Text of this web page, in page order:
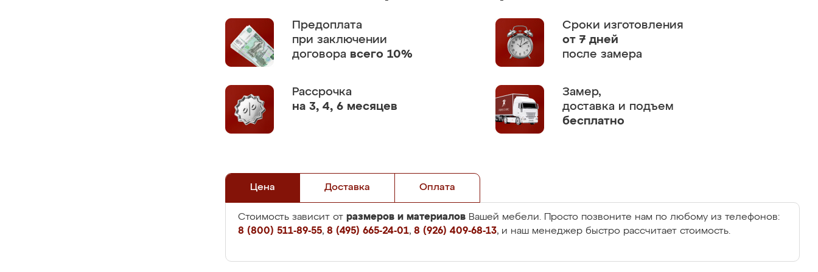
Предоплата
при заключении
договора всего 10%
Сроки изготовления
от 7 дней
после замера
Рассрочка
на 3, 4, 6 месяцев
Замер,
доставка и подъем
бесплатно
Цена Доставка Оплата
Стоимость зависит от размеров и материалов Вашей мебели. Просто позвоните нам по любому из телефонов:
8 (800) 511-89-55, 8 (495) 665-24-01, 8 (926) 409-68-13, и наш менеджер быстро рассчитает стоимость.